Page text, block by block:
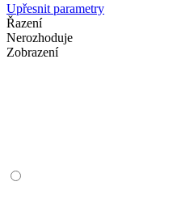
Upřesnit parametry
Řazení
Nerozhoduje
Zobrazení